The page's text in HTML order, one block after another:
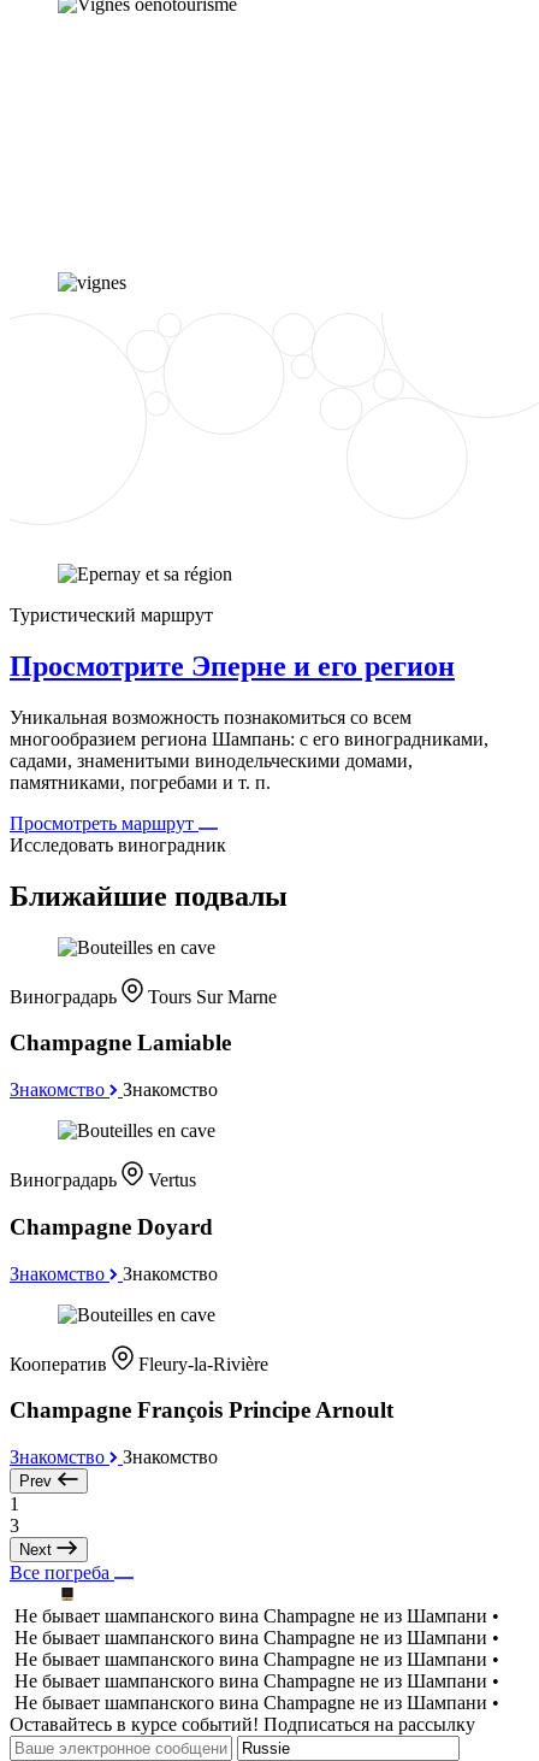
Туристический маршрут
Просмотрите Эперне и его регион
Уникальная возможность познакомиться со всем
многообразием региона Шампань: с его виноградниками,
садами, знаменитыми винодельческими домами,
памятниками, погребами и т. п.
Просмотреть маршрут
Исследовать виноградник
Ближайшие подвалы
Виноградарь Tours Sur Marne
Champagne Lamiable
Знакомство Знакомство
Виноградарь Vertus
Champagne Doyard
Знакомство Знакомство
Кооператив Fleury-la-Rivière
Champagne François Principe Arnoult
Знакомство Знакомство
Prev
1
3
Next
Все погреба
Не бывает шампанского вина Champagne не из Шампани •
Не бывает шампанского вина Champagne не из Шампани •
Не бывает шампанского вина Champagne не из Шампани •
Не бывает шампанского вина Champagne не из Шампани •
Не бывает шампанского вина Champagne не из Шампани •
Оставайтесь в курсе событий! Подписаться на рассылку